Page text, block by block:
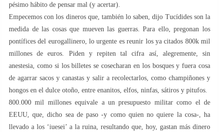
pésimo hábito de pensar mal (y acertar).
Empecemos con los dineros que, también lo saben, dijo Tucídides son la
medida de las cosas que mueven las guerras. Para ello, pregonan los
pontífices del eurogallinero, lo urgente es reunir los ya citados 800k mil
millones de euros. Piden y repiten tal cifra así, alegremente, sin
anestesia, como si los billetes se cosecharan en los bosques y fuera cosa
de agarrar sacos y canastas y salir a recolectarlos, como champiñones y
hongos en el dulce otoño, entre enanitos, elfos, ninfas, sátiros y pitufos.
800.000 mil millones equivale a un presupuesto militar como el de
EEUU, que, dicho sea de paso -y como quien no quiere la cosa-, ha
llevado a los ‘iuesei’ a la ruina, resultando que, hoy, gastan más dinero